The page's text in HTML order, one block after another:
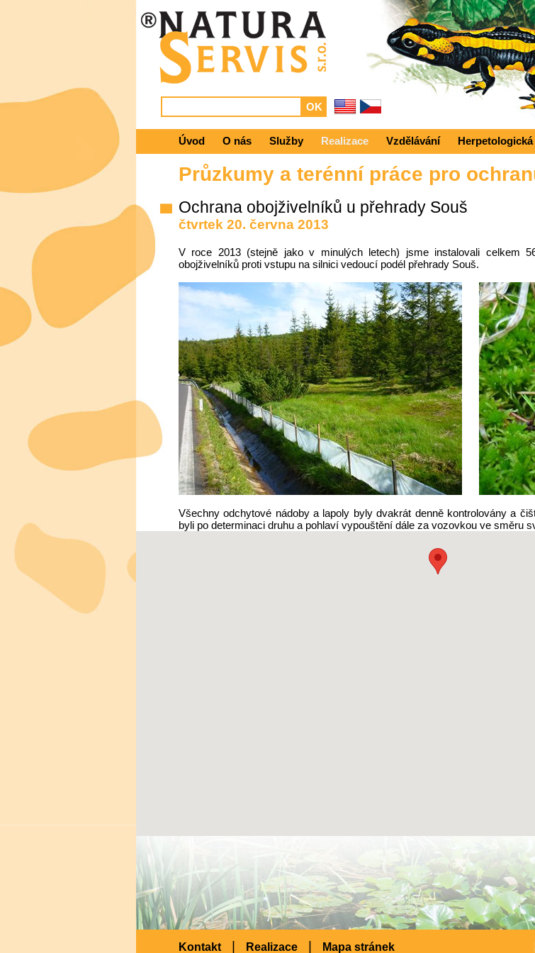
Úvod O nás Služby Realizace Vzdělávání
Průzkumy a terénní práce pro
Ochrana obojživelníků u přehrady Souš
čtvrtek 20. června 2013
V roce 2013 (stejně jako v minulých letech) jsme instalovali celkem
obojživelníků proti vstupu na silnici vedoucí podél přehrady Souš.
Všechny odchytové nádoby a lapoly byly dvakrát denně kontrolovány a
byli po determinaci druhu a pohlaví vypouštění dále za vozovkou ve směru
Kontakt Realizace Mapa stránek